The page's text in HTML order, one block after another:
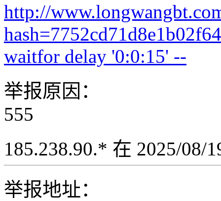
http://
waitfor delay '0:0:15' --
举报原因：
555
185.238.90.* 在 2025/08/
举报地址：